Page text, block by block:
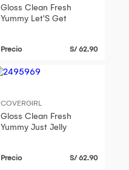
Gloss Clean Fresh
Yummy Let'S Get
Precio S/ 62.90
COVERGIRL
Gloss Clean Fresh
Yummy Just Jelly
Precio S/ 62.90